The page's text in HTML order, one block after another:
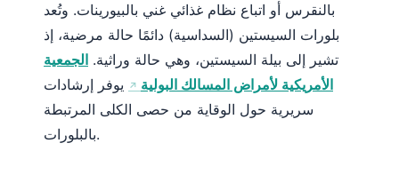
بالنقرس أو اتباع نظام غذائي غني بالبيورينات. وتُعد
بلورات السيستين (السداسية) دائمًا حالة مرضية، إذ
تشير إلى بيلة السيستين، وهي حالة وراثية. الجمعية
الأمريكية لأمراض المسالك البولية
يوفر إرشادات
سريرية حول الوقاية من حصى الكلى المرتبطة
بالبلورات.
Afrikaans
Монгол
ພາສາລາວ
Basa Jawa
Cebuano